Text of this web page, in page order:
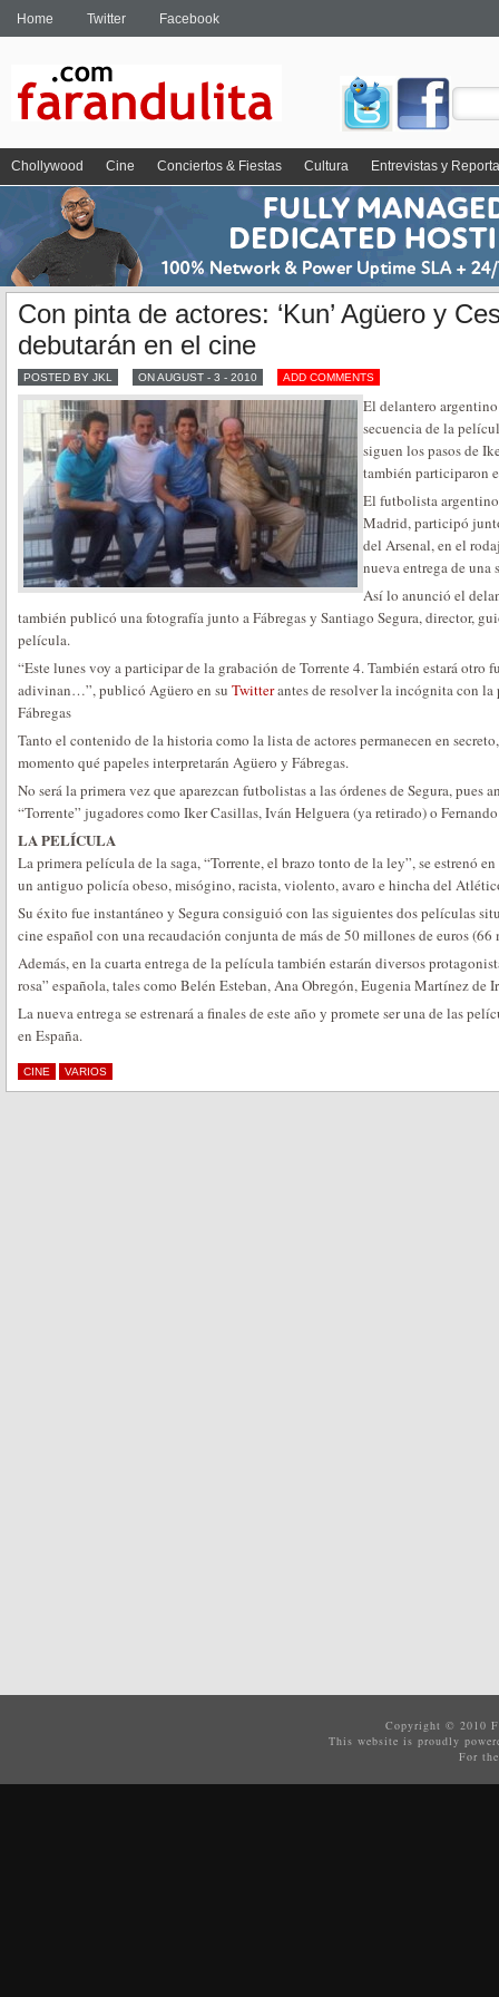
Home Twitter Facebook
Chollywood Cine Conciertos & Fiestas Cultura Entrevistas y
Con pinta de actores: ‘Kun’ Agüero y
debutarán en el cine
POSTED BY JKL ON AUGUST - 3 - 2010 ADD COMMENTS
El delantero
secuencia de la
siguen los pasos de
también participaron
El futbolista
Madrid, participó
del Arsenal, en el
nueva entrega de una
Así lo anunció el
también publicó una fotografía junto a Fábregas y Santiago Segura, director,
película.
“Este lunes voy a participar de la grabación de Torrente 4. También estará otro
adivinan…”, publicó Agüero en su Twitterantes de resolver la incógnita con
Fábregas
Tanto el contenido de la historia como la lista de actores permanecen en
momento qué papeles interpretarán Agüero y Fábregas.
No será la primera vez que aparezcan futbolistas a las órdenes de Segura, pues
“Torrente” jugadores como Iker Casillas, Iván Helguera (ya retirado) o
LA PELÍCULA
La primera película de la saga, “Torrente, el brazo tonto de la ley”, se estrenó
un antiguo policía obeso, misógino, racista, violento, avaro e hincha del
Su éxito fue instantáneo y Segura consiguió con las siguientes dos películas
cine español con una recaudación conjunta de más de 50 millones de euros (66
Además, en la cuarta entrega de la película también estarán diversos
rosa” española, tales como Belén Esteban, Ana Obregón, Eugenia Martínez
La nueva entrega se estrenará a finales de este año y promete ser una de las
en España.
CINE VARIOS
Copyright © 2010
This website is proudly
For